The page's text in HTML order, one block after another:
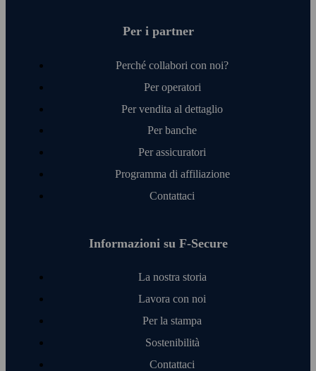
Per i partner
Perché collabori con noi?
Per operatori
Per vendita al dettaglio
Per banche
Per assicuratori
Programma di affiliazione
Contattaci
Informazioni su F‑Secure
La nostra storia
Lavora con noi
Per la stampa
Sostenibilità
Contattaci